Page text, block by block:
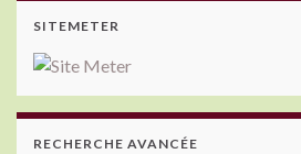
SITEMETER
RECHERCHE AVANCÉE